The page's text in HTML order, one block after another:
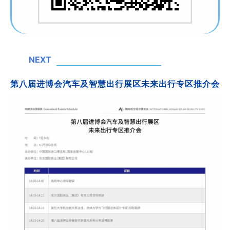
NEXT
第八届进博会汽车及智慧出行展区未来出行专区推介会